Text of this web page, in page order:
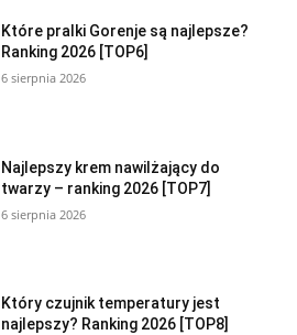
Które pralki Gorenje są najlepsze?
Ranking 2026 [TOP6]
6 sierpnia 2026
Najlepszy krem nawilżający do
twarzy – ranking 2026 [TOP7]
6 sierpnia 2026
Który czujnik temperatury jest
najlepszy? Ranking 2026 [TOP8]